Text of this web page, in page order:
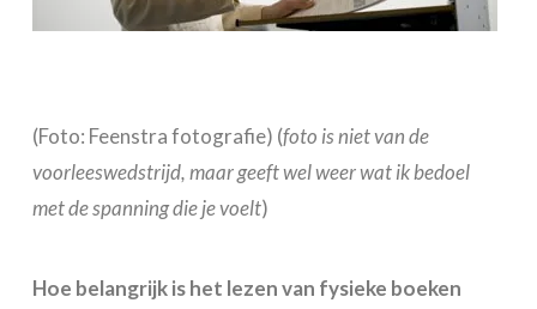
(Foto: Feenstra fotografie) (foto is niet van de
voorleeswedstrijd, maar geeft wel weer wat ik bedoel
met de spanning die je voelt)
Hoe belangrijk is het lezen van fysieke boeken